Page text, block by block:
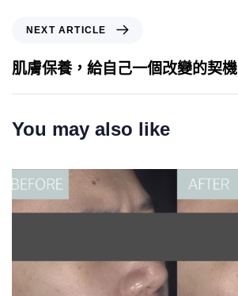
NEXT ARTICLE
肌膚保養，給自己一個改變的契機
You may also like